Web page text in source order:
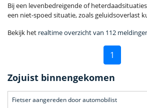
Bij een levenbedreigende of
een niet-spoed situatie, zoals geluidsoverlast
Bekijk het realtime overzicht van 112
1
Zojuist binnengekomen
Fietser aangereden door automobilist